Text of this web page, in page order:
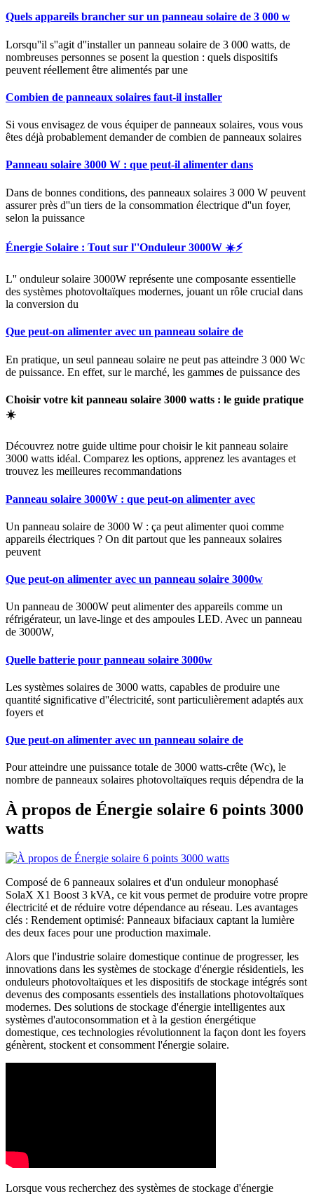
Quels appareils brancher sur un panneau solaire de 3 000 w
Lorsqu''il s''agit d''installer un panneau solaire de 3 000 watts, de
nombreuses personnes se posent la question : quels dispositifs
peuvent réellement être alimentés par une
Combien de panneaux solaires faut-il installer
Si vous envisagez de vous équiper de panneaux solaires, vous vous
êtes déjà probablement demander de combien de panneaux solaires
Panneau solaire 3000 W : que peut-il alimenter dans
Dans de bonnes conditions, des panneaux solaires 3 000 W peuvent
assurer près d''un tiers de la consommation électrique d''un foyer,
selon la puissance
Énergie Solaire : Tout sur l''Onduleur 3000W ☀️⚡
L'' onduleur solaire 3000W représente une composante essentielle
des systèmes photovoltaïques modernes, jouant un rôle crucial dans
la conversion du
Que peut-on alimenter avec un panneau solaire de
En pratique, un seul panneau solaire ne peut pas atteindre 3 000 Wc
de puissance. En effet, sur le marché, les gammes de puissance des
Choisir votre kit panneau solaire 3000 watts : le guide pratique
☀️
Découvrez notre guide ultime pour choisir le kit panneau solaire
3000 watts idéal. Comparez les options, apprenez les avantages et
trouvez les meilleures recommandations
Panneau solaire 3000W : que peut-on alimenter avec
Un panneau solaire de 3000 W : ça peut alimenter quoi comme
appareils électriques ? On dit partout que les panneaux solaires
peuvent
Que peut-on alimenter avec un panneau solaire 3000w
Un panneau de 3000W peut alimenter des appareils comme un
réfrigérateur, un lave-linge et des ampoules LED. Avec un panneau
de 3000W,
Quelle batterie pour panneau solaire 3000w
Les systèmes solaires de 3000 watts, capables de produire une
quantité significative d''électricité, sont particulièrement adaptés aux
foyers et
Que peut-on alimenter avec un panneau solaire de
Pour atteindre une puissance totale de 3000 watts-crête (Wc), le
nombre de panneaux solaires photovoltaïques requis dépendra de la
À propos de Énergie solaire 6 points 3000
watts
Composé de 6 panneaux solaires et d'un onduleur monophasé
SolaX X1 Boost 3 kVA, ce kit vous permet de produire votre propre
électricité et de réduire votre dépendance au réseau. Les avantages
clés : Rendement optimisé: Panneaux bifaciaux captant la lumière
des deux faces pour une production maximale.
Alors que l'industrie solaire domestique continue de progresser, les
innovations dans les systèmes de stockage d'énergie résidentiels, les
onduleurs photovoltaïques et les dispositifs de stockage intégrés sont
devenus des composants essentiels des installations photovoltaïques
modernes. Des solutions de stockage d'énergie intelligentes aux
systèmes d'autoconsommation et à la gestion énergétique
domestique, ces technologies révolutionnent la façon dont les foyers
génèrent, stockent et consomment l'énergie solaire.
Lorsque vous recherchez des systèmes de stockage d'énergie